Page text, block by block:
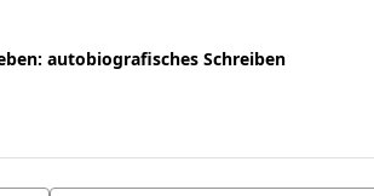
autobiografisches Schreiben